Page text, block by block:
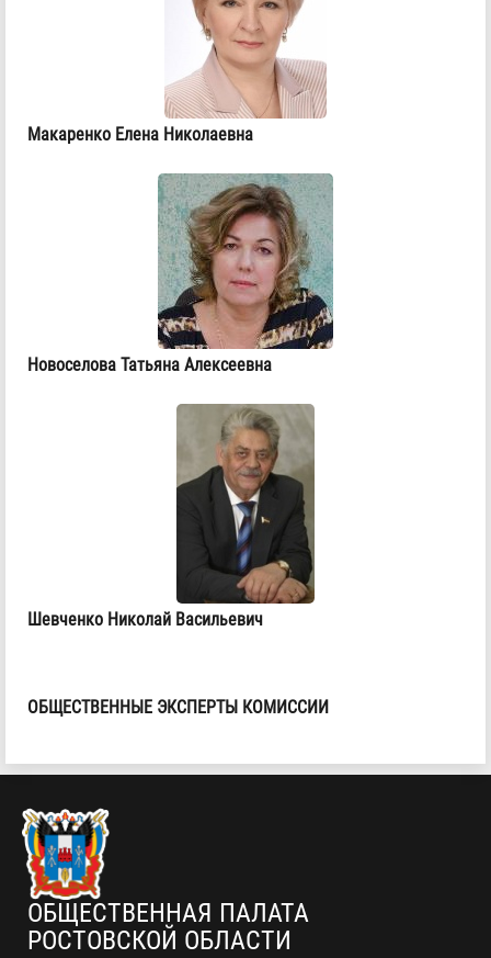
Макаренко Елена Николаевна
Новоселова Татьяна Алексеевна
Шевченко Николай Васильевич
ОБЩЕСТВЕННЫЕ ЭКСПЕРТЫ КОМИССИИ
ОБЩЕСТВЕННАЯ ПАЛАТА
РОСТОВСКОЙ ОБЛАСТИ